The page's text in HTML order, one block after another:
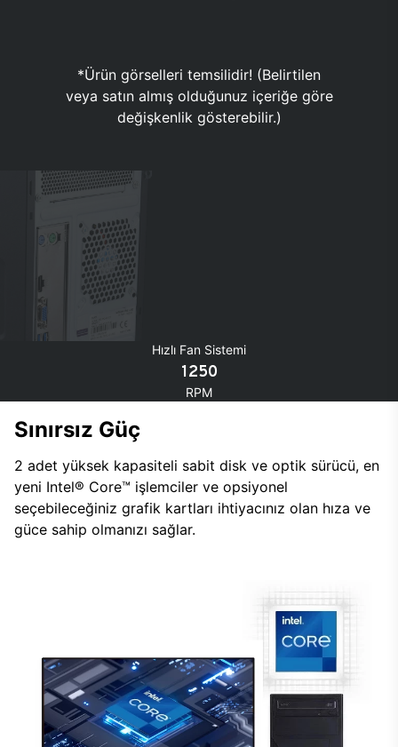
*Ürün görselleri temsilidir! (Belirtilen
veya satın almış olduğunuz içeriğe göre
değişkenlik gösterebilir.)
Hızlı Fan Sistemi
1250
RPM
Sınırsız Güç
2 adet yüksek kapasiteli sabit disk ve optik sürücü, en
yeni Intel® Core™ işlemciler ve opsiyonel
seçebileceğiniz grafik kartları ihtiyacınız olan hıza ve
güce sahip olmanızı sağlar.